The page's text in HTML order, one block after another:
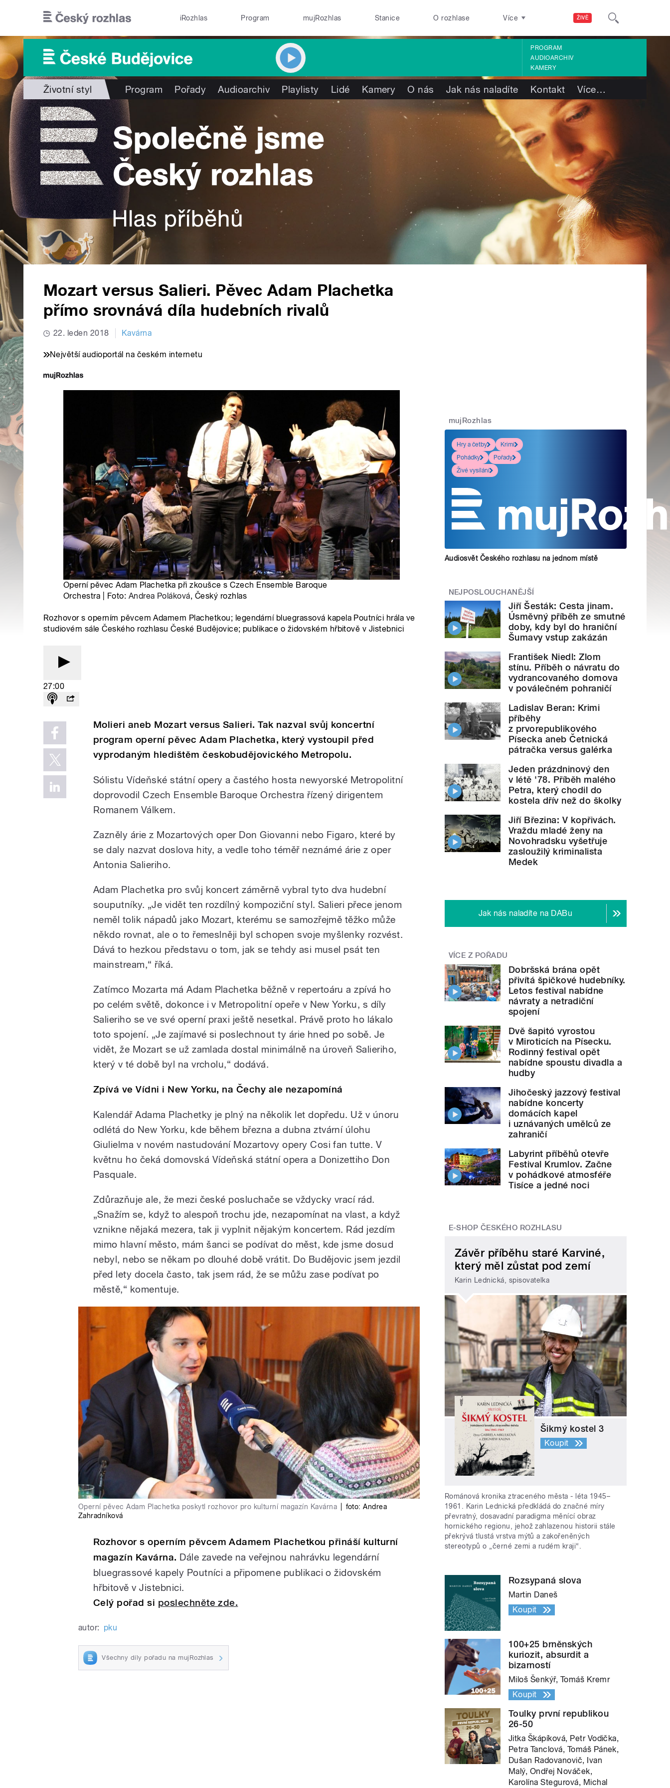
ŽIVĚ
iRozhlas Program mujRozhlas Stanice O rozhlase Více
PROGRAM
AUDIOARCHIV
KAMERY
Životní styl Program Pořady Audioarchiv Playlisty Lidé Kamery O nás Jak nás naladíte Kontakt Více…
Mozart versus Salieri. Pěvec Adam Plachetka
přímo srovnává díla hudebních rivalů
22. leden 2018 Kavárna
Největší audioportál na českém internetu
Operní pěvec Adam Plachetka při zkoušce s Czech Ensemble Baroque
Orchestra | Foto: Andrea Poláková, Český rozhlas
Rozhovor s operním pěvcem Adamem Plachetkou; legendární bluegrassová kapela Poutníci hrála ve
studiovém sále Českého rozhlasu České Budějovice; publikace o židovském hřbitově v Jistebnici
27:00
Molieri aneb Mozart versus Salieri. Tak nazval svůj koncertní
program operní pěvec Adam Plachetka, který vystoupil před
vyprodaným hledištěm českobudějovického Metropolu.
Sólistu Vídeňské státní opery a častého hosta newyorské Metropolitní
doprovodil Czech Ensemble Baroque Orchestra řízený dirigentem
Romanem Válkem.
Zazněly árie z Mozartových oper Don Giovanni nebo Figaro, které by
se daly nazvat doslova hity, a vedle toho téměř neznámé árie z oper
Antonia Salieriho.
Adam Plachetka pro svůj koncert záměrně vybral tyto dva hudební
souputníky. „Je vidět ten rozdílný kompoziční styl. Salieri přece jenom
neměl tolik nápadů jako Mozart, kterému se samozřejmě těžko může
někdo rovnat, ale o to řemeslněji byl schopen svoje myšlenky rozvést.
Dává to hezkou představu o tom, jak se tehdy asi musel psát ten
mainstream,“ říká.
Zatímco Mozarta má Adam Plachetka běžně v repertoáru a zpívá ho
po celém světě, dokonce i v Metropolitní opeře v New Yorku, s díly
Salieriho se ve své operní praxi ještě nesetkal. Právě proto ho lákalo
toto spojení. „Je zajímavé si poslechnout ty árie hned po sobě. Je
vidět, že Mozart se už zamlada dostal minimálně na úroveň Salieriho,
který v té době byl na vrcholu,“ dodává.
Zpívá ve Vídni i New Yorku, na Čechy ale nezapomíná
Kalendář Adama Plachetky je plný na několik let dopředu. Už v únoru
odlétá do New Yorku, kde během března a dubna ztvární úlohu
Giulielma v novém nastudování Mozartovy opery Cosi fan tutte. V
květnu ho čeká domovská Vídeňská státní opera a Donizettiho Don
Pasquale.
Zdůrazňuje ale, že mezi české posluchače se vždycky vrací rád.
„Snažím se, když to alespoň trochu jde, nezapomínat na vlast, a když
vznikne nějaká mezera, tak ji vyplnit nějakým koncertem. Rád jezdím
mimo hlavní město, mám šanci se podívat do měst, kde jsme dosud
nebyl, nebo se někam po dlouhé době vrátit. Do Budějovic jsem jezdil
před lety docela často, tak jsem rád, že se můžu zase podívat po
městě,“ komentuje.
Operní pěvec Adam Plachetka poskytl rozhovor pro kulturní magazín Kavárna foto:Andrea
Zahradníková
Rozhovor s operním pěvcem Adamem Plachetkou přináší kulturní
magazín Kavárna. Dále zavede na veřejnou nahrávku legendární
bluegrassové kapely Poutníci a připomene publikaci o židovském
hřbitově v Jistebnici.
Celý pořad si poslechněte zde.
autor: pku
Všechny díly pořadu na mujRozhlas
mujRozhlas
Hry a četby
Krimi
Pohádky
Pořady
Živé vysílání
Audiosvět Českého rozhlasu na jednom místě
NEJPOSLOUCHANĚJŠÍ
Jiří Šesták: Cesta jinam.
Úsměvný příběh ze smutné
doby, kdy byl do hraniční
Šumavy vstup zakázán
František Niedl: Zlom
stínu. Příběh o návratu do
vydrancovaného domova
v poválečném pohraničí
Ladislav Beran: Krimi
příběhy
z prvorepublikového
Písecka aneb Četnická
pátračka versus galérka
Jeden prázdninový den
v létě '78. Příběh malého
Petra, který chodil do
kostela dřív než do školky
Jiří Březina: V kopřivách.
Vraždu mladé ženy na
Novohradsku vyšetřuje
zasloužilý kriminalista
Medek
Jak nás naladíte na DABu
VÍCE Z POŘADU
Dobršská brána opět
přivítá špičkové hudebníky.
Letos festival nabídne
návraty a netradiční
spojení
Dvě šapitó vyrostou
v Miroticích na Písecku.
Rodinný festival opět
nabídne spoustu divadla a
hudby
Jihočeský jazzový festival
nabídne koncerty
domácích kapel
i uznávaných umělců ze
zahraničí
Labyrint příběhů otevře
Festival Krumlov. Začne
v pohádkové atmosféře
Tisíce a jedné noci
E-SHOP ČESKÉHO ROZHLASU
Závěr příběhu staré Karviné,
který měl zůstat pod zemí
Karin Lednická, spisovatelka
Šikmý kostel 3
Koupit
Románová kronika ztraceného města - léta 1945–
1961. Karin Lednická předkládá do značné míry
převratný, dosavadní paradigma měnící obraz
hornického regionu, jehož zahlazenou historii stále
překrývá tlustá vrstva mýtů a zakořeněných
stereotypů o „černé zemi a rudém kraji“.
Rozsypaná slova
Martin Daneš
Koupit
100+25 brněnských
kuriozit, absurdit a
bizarností
Miloš Šenkýř, Tomáš Kremr
Koupit
Toulky první republikou
26-50
Jitka Škápíková, Petr Vodička,
Petra Tanclová, Tomáš Pánek,
Dušan Radovanovič, Ivan
Malý, Ondřej Nováček,
Karolína Stegurová, Michal